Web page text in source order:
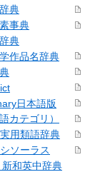
典
事典
典
作品名辞典
日本語版
カテゴリ）
用類語辞典
ソーラス
和英中辞典